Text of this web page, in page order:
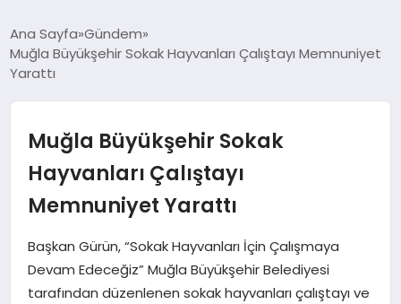
GÜNDEM
DÜNYA
EĞITIM
EKONOMI
Ana Sayfa Gündem
Muğla Büyükşehir Sokak Hayvanları Çalıştayı Memnuniyet
Yarattı
Muğla Büyükşehir Sokak
Hayvanları Çalıştayı
Memnuniyet Yarattı
Başkan Gürün, “Sokak Hayvanları İçin Çalışmaya
Devam Edeceğiz” Muğla Büyükşehir Belediyesi
tarafından düzenlenen sokak hayvanları çalıştayı ve